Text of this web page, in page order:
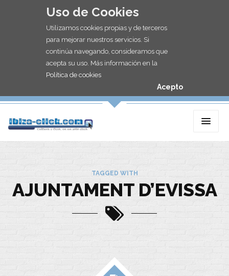
Uso de Cookies
Utilizamos cookies propias y de terceros
para mejorar nuestros servicios. Si
continúa navegando, consideramos que
acepta su uso. Más información en la
Política de cookies
Acepto
TAGGED WITH
AJUNTAMENT D’EVISSA